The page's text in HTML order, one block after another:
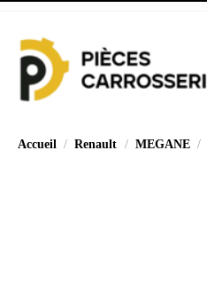
Accueil Renault MEGANE